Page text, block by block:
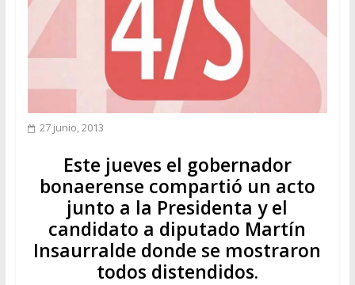
27 junio, 2013
Este jueves el gobernador
bonaerense compartió un acto
junto a la Presidenta y el
candidato a diputado Martín
Insaurralde donde se mostraron
todos distendidos.